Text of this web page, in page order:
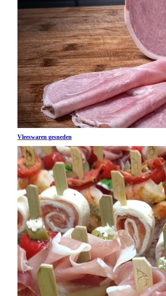
Vleeswaren gesneden